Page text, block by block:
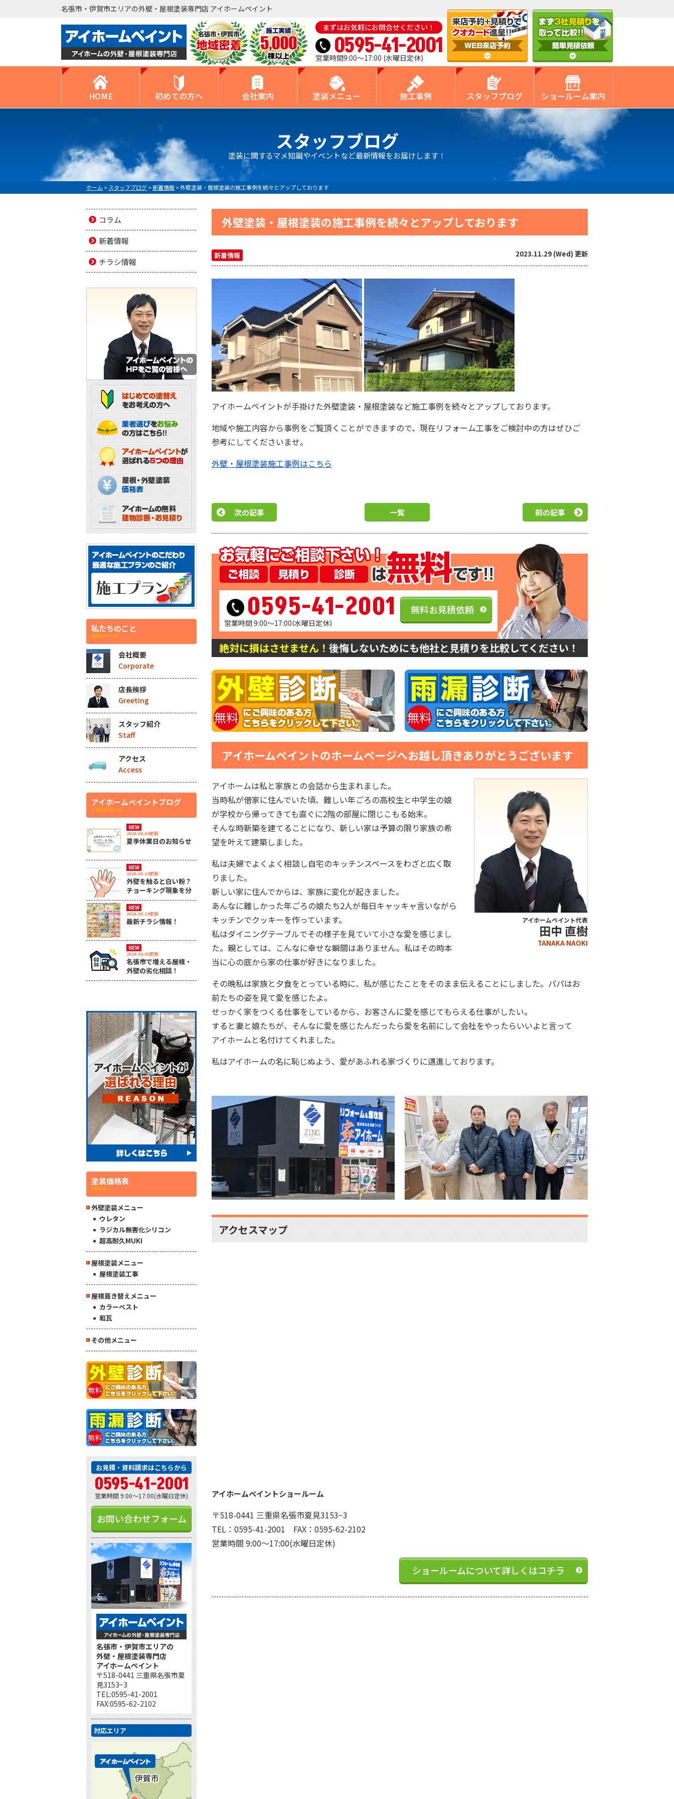
名張市・伊賀市エリアの外壁・屋根塗装専門店 アイホームペイント
まずはお気軽にお問合せください！
0595-41-2001
営業時間9:00～17:00 (水曜日定休)
HOME 初めての方へ 会社案内 塗装メニュー 施工事例 スタッフブログ ショールーム案内
スタッフブログ
塗装に関するマメ知識やイベントなど最新情報をお届けします！
ホーム > スタッフブログ>新着情報>外壁塗装・屋根塗装の施工事例を続々とアップしております
外壁塗装・屋根塗装の施工事例を続々とアップしております
新着情報 2023.11.29 (Wed) 更新
アイホームペイントが手掛けた外壁塗装・屋根塗装など施工事例を続々とアップしております。
地域や施工内容から事例をご覧頂くことができますので、現在リフォーム工事をご検討中の方はぜひご
参考にしてくださいませ。
外壁・屋根塗装施工事例はこちら
次の記事 一覧 前の記事
0595-41-2001
営業時間 9:00～17:00(水曜日定休)
無料お見積依頼
絶対に損はさせません！ 後悔しないためにも他社と見積りを比較してください！
アイホームペイントのホームページへお越し頂きありがとうございます
アイホームペイント代表
田中 直樹
TANAKA NAOKI
アイホームは私と家族との会話から生まれました。
当時私が借家に住んでいた頃、難しい年ごろの高校生と中学生の娘
が学校から帰ってきても直ぐに2階の部屋に閉じこもる始末。
そんな時新築を建てることになり、新しい家は予算の限り家族の希
望を叶えて建築しました。
私は夫婦でよくよく相談し自宅のキッチンスペースをわざと広く取
りました。
新しい家に住んでからは、家族に変化が起きました。
あんなに難しかった年ごろの娘たち2人が毎日キャッキャ言いながら
キッチンでクッキーを作っています。
私はダイニングテーブルでその様子を見ていて小さな愛を感じまし
た。親としては、こんなに幸せな瞬間はありません。私はその時本
当に心の底から家の仕事が好きになりました。
その晩私は家族と夕食をとっている時に、私が感じたことをそのまま伝えることにしました。パパはお
前たちの姿を見て愛を感じたよ。
せっかく家をつくる仕事をしているから、お客さんに愛を感じてもらえる仕事がしたい。
すると妻と娘たちが、そんなに愛を感じたんだったら愛を名前にして会社をやったらいいよと言って
アイホームと名付けてくれました。
私はアイホームの名に恥じぬよう、愛があふれる家づくりに邁進しております。
アクセスマップ
アイホームペイントショールーム
〒518-0441 三重県名張市夏見3153−3
TEL：0595-41-2001 FAX：0595-62-2102
営業時間 9:00～17:00(水曜日定休)
ショールームについて詳しくはコチラ
コラム
新着情報
チラシ情報
私たちのこと
ABOUT US
会社概要
Corporate
店長挨拶
Greeting
スタッフ紹介
Staff
アクセス
Access
アイホームペイントブログ
STAFF BLOG
NEW
2026.08.04更新
夏季休業日のお知らせ
NEW
2026.05.14更新
外壁を触ると白い粉？
チョーキング現象を分
かりやすく解説します
NEW
2026.05.14更新
最新チラシ情報！
NEW
2026.03.05更新
名張市で増える屋根・
外壁の劣化相談！
塗装価格表
PRICE
外壁塗装メニュー
ウレタン
ラジカル無害化シリコン
超高耐久MUKI
屋根塗装メニュー
屋根塗装工事
屋根葺き替えメニュー
カラーベスト
和瓦
その他メニュー
お見積・資料請求はこちらから
0595-41-2001
営業時間 9:00～17:00(水曜日定休)
お問い合わせフォーム
名張市・伊賀市エリアの
外壁・屋根塗装専門店
アイホームペイント
〒518-0441 三重県名張市夏
見3153−3
TEL:0595-41-2001
FAX:0595-62-2102
対応エリア